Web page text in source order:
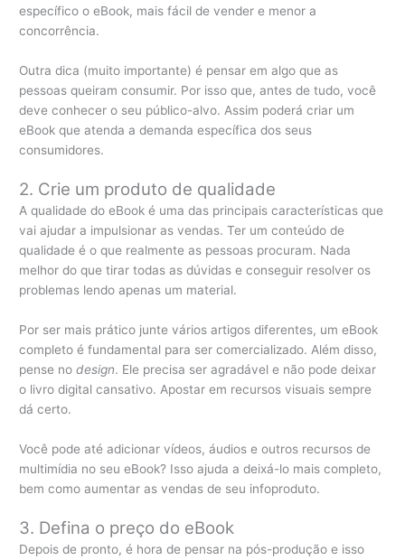
específico o eBook, mais fácil de vender e menor a
concorrência.
Outra dica (muito importante) é pensar em algo que as
pessoas queiram consumir. Por isso que, antes de tudo, você
deve conhecer o seu público-alvo. Assim poderá criar um
eBook que atenda a demanda específica dos seus
consumidores.
2. Crie um produto de qualidade
A qualidade do eBook é uma das principais características que
vai ajudar a impulsionar as vendas. Ter um conteúdo de
qualidade é o que realmente as pessoas procuram. Nada
melhor do que tirar todas as dúvidas e conseguir resolver os
problemas lendo apenas um material.
Por ser mais prático junte vários artigos diferentes, um eBook
completo é fundamental para ser comercializado. Além disso,
pense nodesign. Ele precisa ser agradável e não pode deixar
o livro digital cansativo. Apostar em recursos visuais sempre
dá certo.
Você pode até adicionar vídeos, áudios e outros recursos de
multimídia no seu eBook? Isso ajuda a deixá-lo mais completo,
bem como aumentar as vendas de seu infoproduto.
3. Defina o preço do eBook
Depois de pronto, é hora de pensar na pós-produção e isso